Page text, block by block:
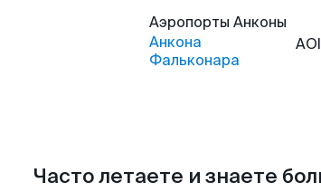
Аэропорты Анконы
Анкона
Фальконара
AOI
Часто летаете и знаете